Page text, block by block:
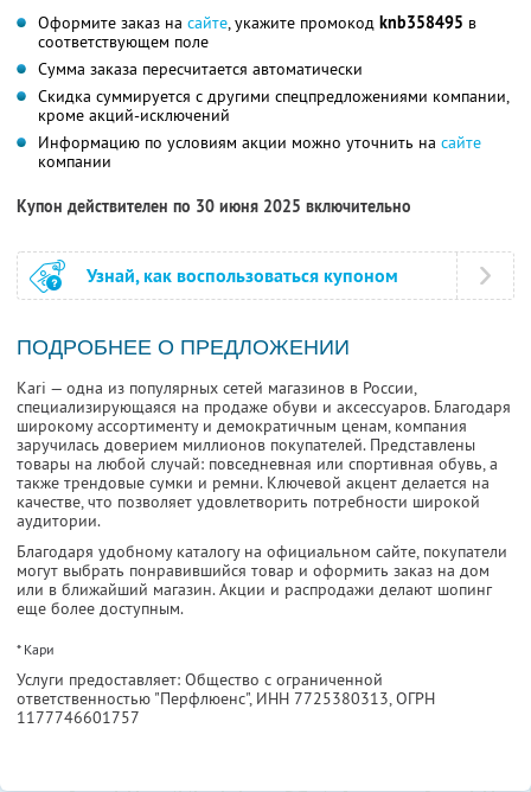
Оформите заказ на сайте, укажите промокод knb358495 в
соответствующем поле
Сумма заказа пересчитается автоматически
Скидка суммируется с другими спецпредложениями компании,
кроме акций-исключений
Информацию по условиям акции можно уточнить на сайте
компании
Купон действителен по 30 июня 2025 включительно
Узнай, как воспользоваться купоном
ПОДРОБНЕЕ О ПРЕДЛОЖЕНИИ
Kari — одна из популярных сетей магазинов в России,
специализирующаяся на продаже обуви и аксессуаров. Благодаря
широкому ассортименту и демократичным ценам, компания
заручилась доверием миллионов покупателей. Представлены
товары на любой случай: повседневная или спортивная обувь, а
также трендовые сумки и ремни. Ключевой акцент делается на
качестве, что позволяет удовлетворить потребности широкой
аудитории.
Благодаря удобному каталогу на официальном сайте, покупатели
могут выбрать понравившийся товар и оформить заказ на дом
или в ближайший магазин. Акции и распродажи делают шопинг
еще более доступным.
* Кари
Услуги предоставляет: Общество с ограниченной
ответственностью "Перфлюенс", ИНН 7725380313, ОГРН
1177746601757